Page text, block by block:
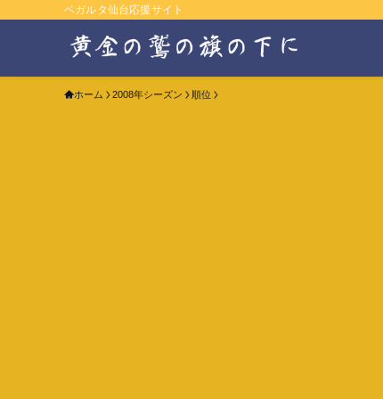
ベガルタ仙台応援サイト
ホーム 2008年シーズン 順位